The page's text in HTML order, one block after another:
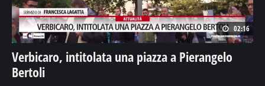
02:16
Verbicaro, intitolata una piazza a Pierangelo
Bertoli